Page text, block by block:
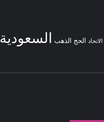
الاتحاد الحج الذهب السعودية